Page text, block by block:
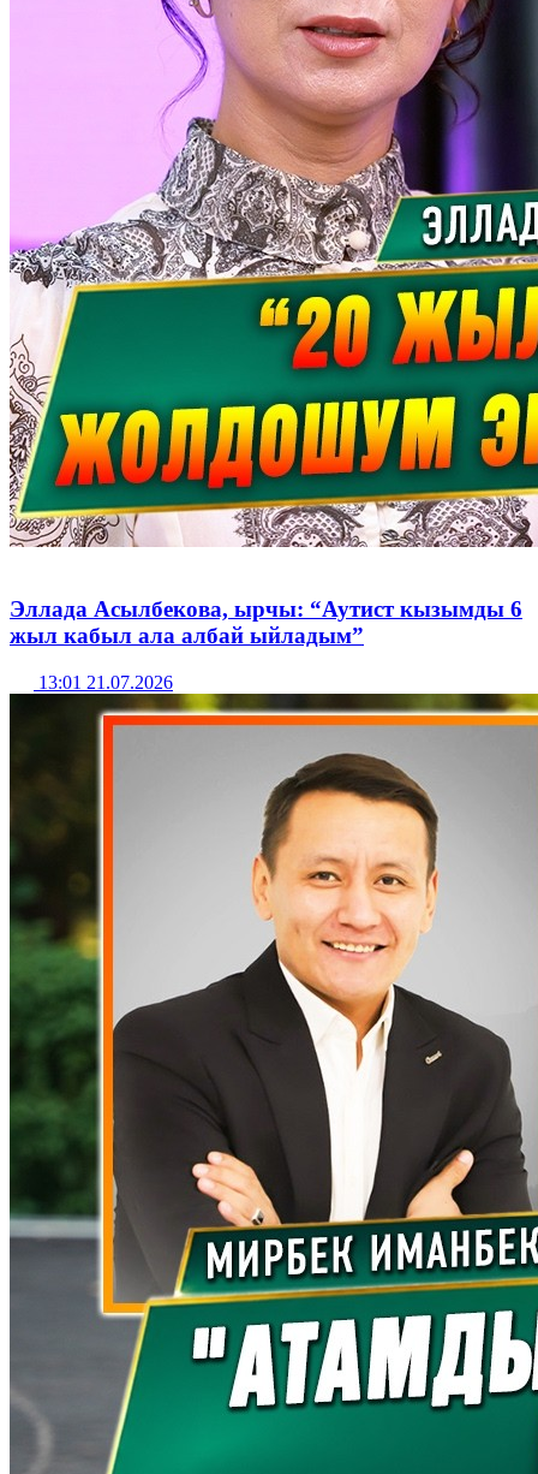
Эллада Асылбекова, ырчы: “Аутист кызымды 6
жыл кабыл ала албай ыйладым”
13:01 21.07.2026